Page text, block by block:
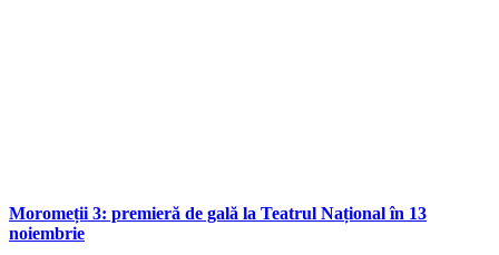
Moromeții 3: premieră de gală la Teatrul Național în 13
noiembrie